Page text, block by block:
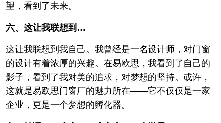
望，看到了未来。
六、这让我联想到…
这让我联想到我自己。我曾经是一名设计师，对门窗
的设计有着浓厚的兴趣。在易欧思，我看到了自己的
影子，看到了我对美的追求，对梦想的坚持。或许，
这就是易欧思门窗厂的魅力所在——它不仅仅是一家
企业，更是一个梦想的孵化器。